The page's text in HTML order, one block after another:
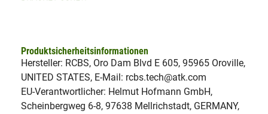
Produktsicherheitsinformationen
Hersteller: RCBS, Oro Dam Blvd E 605, 95965 Oroville,
UNITED STATES, E-Mail: rcbs.tech@atk.com
EU-Verantwortlicher: Helmut Hofmann GmbH,
Scheinbergweg 6-8, 97638 Mellrichstadt, GERMANY,